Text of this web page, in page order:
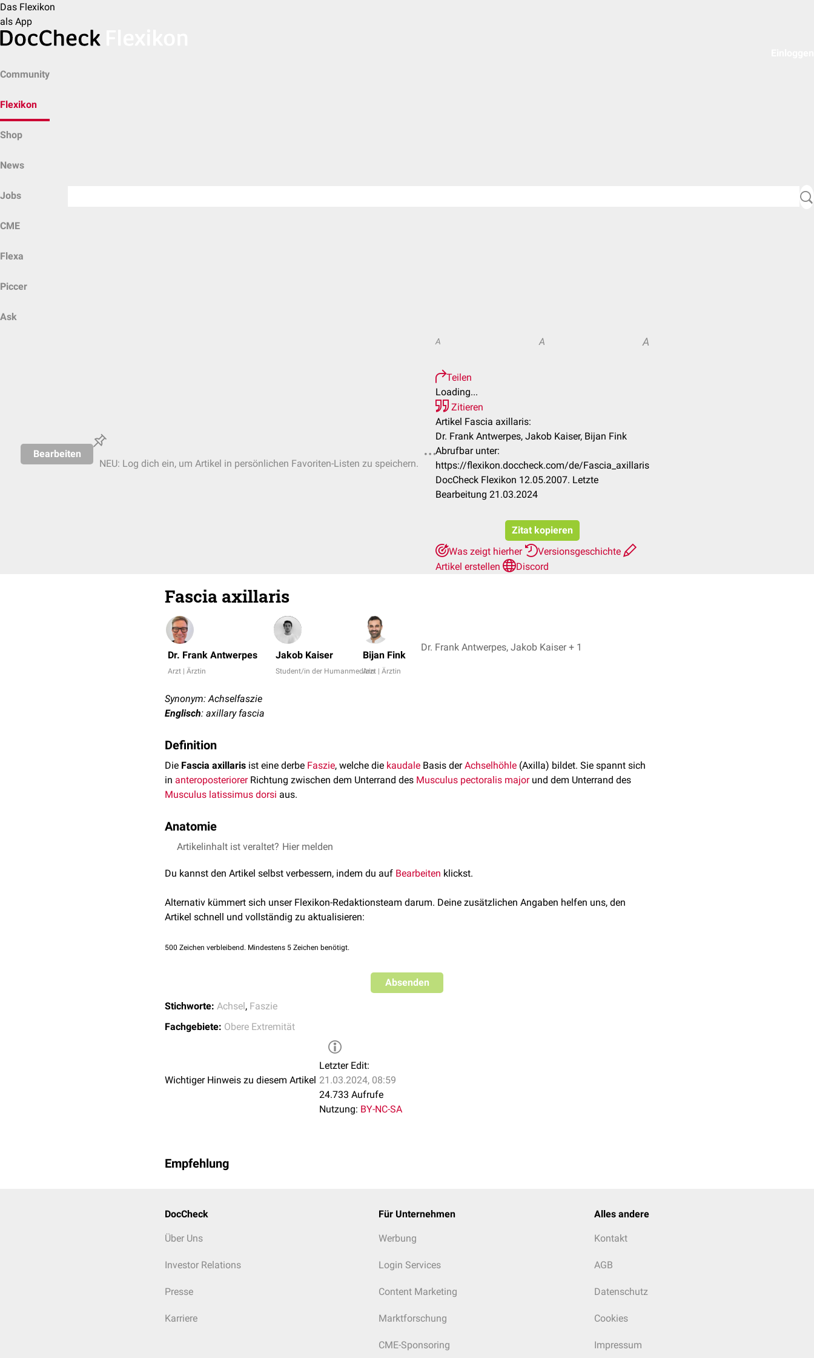
Das Flexikon
als App
Community
Flexikon
Shop
News
Jobs
CME
Flexa
Piccer
Ask
Bearbeiten
NEU: Log dich ein, um Artikel in persönlichen Favoriten-Listen zu speichern.
A A A
Teilen
Loading...
Zitieren
Artikel Fascia axillaris:
Dr. Frank Antwerpes, Jakob Kaiser, Bijan Fink
Abrufbar unter:
https://flexikon.doccheck.com/de/Fascia_axillaris
DocCheck Flexikon 12.05.2007. Letzte
Bearbeitung 21.03.2024
Zitat kopieren
Was zeigt hierher
Versionsgeschichte
Artikel erstellen
Discord
Fascia axillaris
Dr. Frank Antwerpes
Arzt | Ärztin
Jakob Kaiser
Student/in der Humanmedizin
Bijan Fink
Arzt | Ärztin
Dr. Frank Antwerpes, Jakob Kaiser + 1
Synonym: Achselfaszie
Englisch: axillary fascia
Definition
Die Fascia axillaris ist eine derbe Faszie, welche die kaudale Basis derAchselhöhle (Axilla) bildet. Sie spannt sich
in anteroposteriorerRichtung zwischen dem Unterrand des Musculus pectoralis majorund dem Unterrand des
Musculus latissimus dorsi aus.
Anatomie
Die Fascia axillaris geht aus derFascia pectoralis
Faserzüge, welche die Fascia axillaris mit der Fascia clavipectoralis verbinden, werden auch als
Artikelinhalt ist veraltet? Hier melden
Du kannst den Artikel selbst verbessern, indem du auf Bearbeiten klickst.
Alternativ kümmert sich unser Flexikon-Redaktionsteam darum. Deine zusätzlichen Angaben helfen uns, den
Artikel schnell und vollständig zu aktualisieren:
500 Zeichen verbleibend. Mindestens 5 Zeichen benötigt.
Absenden
Stichworte: Achsel, Faszie
Fachgebiete: Obere Extremität
Wichtiger Hinweis zu diesem Artikel
Letzter Edit:
21.03.2024, 08:59
24.733 Aufrufe
Nutzung: BY-NC-SA
Empfehlung
DocCheck
Über Uns
Investor Relations
Presse
Karriere
Für Unternehmen
Werbung
Login Services
Content Marketing
Marktforschung
CME-Sponsoring
Alles andere
Kontakt
AGB
Datenschutz
Cookies
Impressum